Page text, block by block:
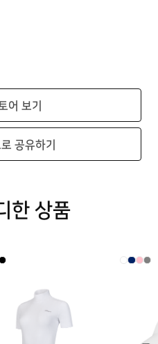
어 보기
공유하기
한 상품